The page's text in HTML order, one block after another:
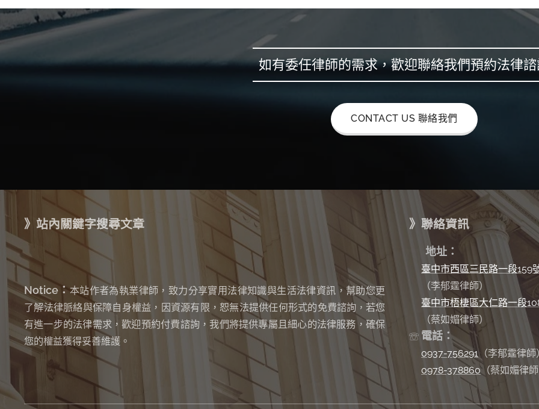
如有委任律師的需求，歡迎聯絡我們預約法律
CONTACT US 聯絡我們
》站內關鍵字搜尋文章
Notice：本站作者為執業律師，致力分享實用法律知識與生活法律資訊，幫助您更
了解法律脈絡與保障自身權益，因資源有限，恕無法提供任何形式的免費諮詢 ， 若您
有進一步的法律需求，歡迎預約付費諮詢，我們將提供專屬且細心的法律服務，確保
您的權益獲得妥善維護。
》聯絡資訊
✉地址：
臺中市西區三民路一段159
（李郁霆律師）
臺中市梧棲區大仁路一段
（蔡如媚律師）
☏ 電話：
0937-756291（李郁霆律師
0978-378860（蔡如媚律